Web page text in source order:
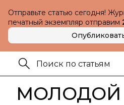
Отправьте статью сегодня!
печатный экземпляр отправим
МОЛОДОЙ